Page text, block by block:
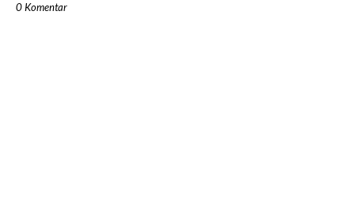
0 Komentar